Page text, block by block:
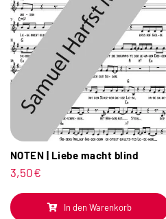
NOTEN | Liebe macht blind
3,50€
In den Warenkorb